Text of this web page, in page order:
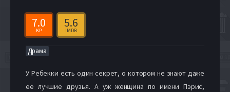
7.0
KP
5.6
IMDB
Драма
У Ребекки есть один секрет, о котором не знают даже
ее лучшие друзья. А уж женщина по имени Пэрис,